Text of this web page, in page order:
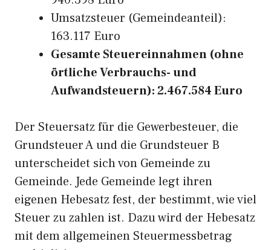
Umsatzsteuer (Gemeindeanteil):
163.117 Euro
Gesamte Steuereinnahmen (ohne
örtliche Verbrauchs- und
Aufwandsteuern): 2.467.584 Euro
Der Steuersatz für die Gewerbesteuer, die
Grundsteuer A und die Grundsteuer B
unterscheidet sich von Gemeinde zu
Gemeinde. Jede Gemeinde legt ihren
eigenen Hebesatz fest, der bestimmt, wie viel
Steuer zu zahlen ist. Dazu wird der Hebesatz
mit dem allgemeinen Steuermessbetrag